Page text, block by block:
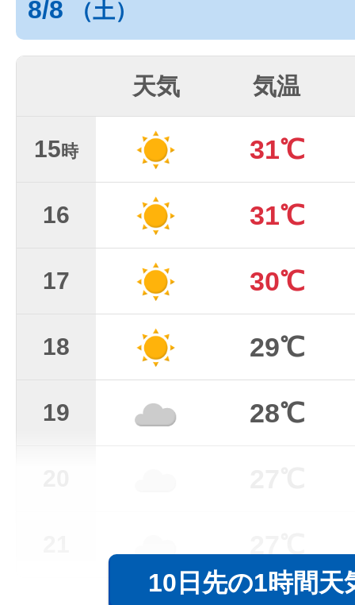
8/8 （土）
天気 気温
15時 31℃
16 31℃
17 30℃
18 29℃
19 28℃
10日先の1時間天